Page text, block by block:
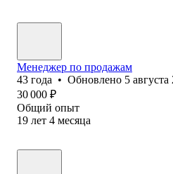
Менеджер по продажам
43 года • Обновлено 5 августа
30 000 ₽
Общий опыт
19 лет 4 месяца